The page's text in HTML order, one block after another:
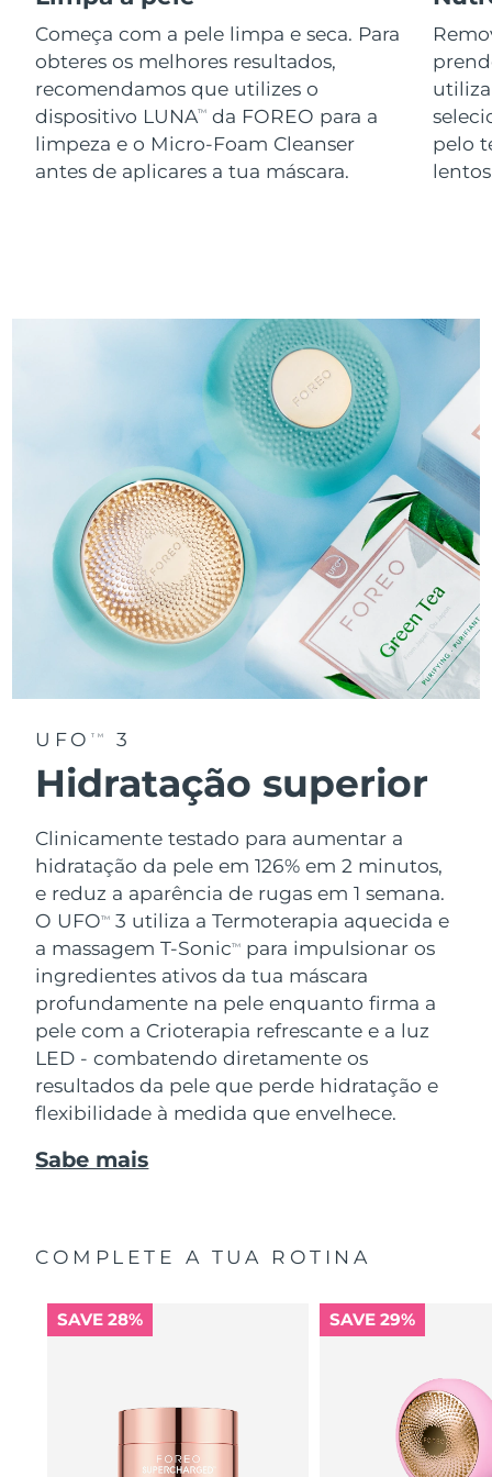
Começa com a pele limpa e seca. Para
obteres os melhores resultados,
recomendamos que utilizes o
dispositivo LUNATM
da FOREO para a
limpeza e o Micro-Foam Cleanser
antes de aplicares a tua máscara.
pelo
UFO TM 3
Hidratação superior
Clinicamente testado para aumentar a
hidratação da pele em 126% em 2 minutos,
e reduz a aparência de rugas em 1 semana.
O UFOTM
3 utiliza a Termoterapia aquecida e
a massagem T-SonicTM
para impulsionar os
ingredientes ativos da tua máscara
profundamente na pele enquanto firma a
pele com a Crioterapia refrescante e a luz
LED - combatendo diretamente os
resultados da pele que perde hidratação e
flexibilidade à medida que envelhece.
Sabe mais
COMPLETE A TUA ROTINA
SAVE 28% SAVE 29%